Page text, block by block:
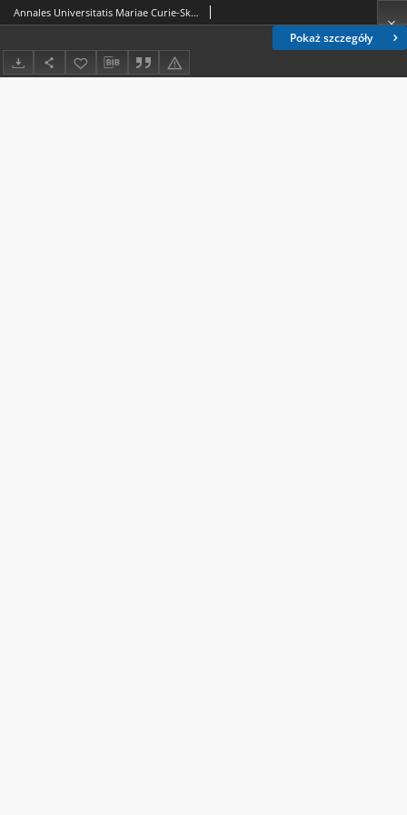
Pokaż szczegóły
Annales Universitatis Mariae Curie-Skłodowska. Sectio AA, Physica et Chemia. - Vol. 22 (1967)